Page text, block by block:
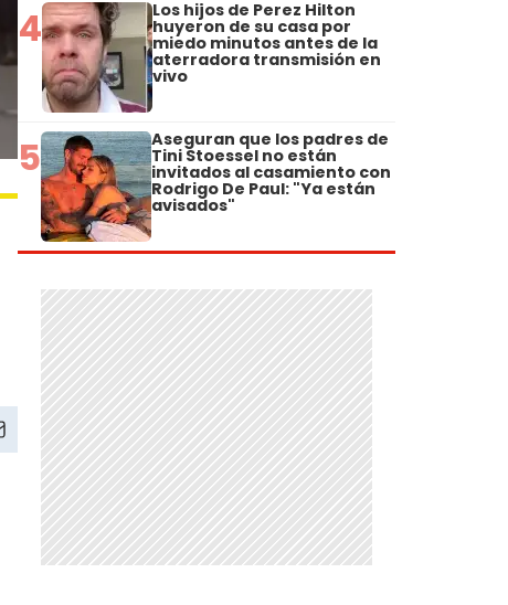
4 Los hijos de Perez Hilton
huyeron de su casa por
miedo minutos antes de la
aterradora transmisión en
vivo
5 Aseguran que los padres de
Tini Stoessel no están
invitados al casamiento con
Rodrigo De Paul: "Ya están
avisados"